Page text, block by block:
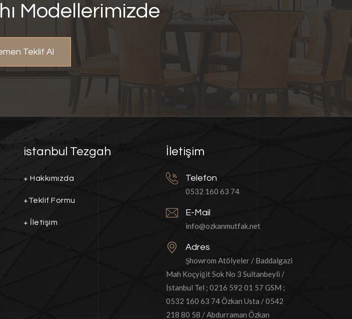
Modellerimizde
Teklif Al
istanbul Tezgah
+ Hakkımızda
+Teklif Formu
+ İletişim
İletişim
Telefon
0532 160 63 74
E-Mail
info@ozkanmutfak.net
Adres
Şhowrom Atölyeler / Baddalgazi
Mah Koçyiğit Sok No 3 Sultanbeyli /
İstanbul Tel ; 0216 592 01 57 GSM ;
0532 160 63 74 Özkan Usta / 0542
218 80 58 / Abdurraman Özkan